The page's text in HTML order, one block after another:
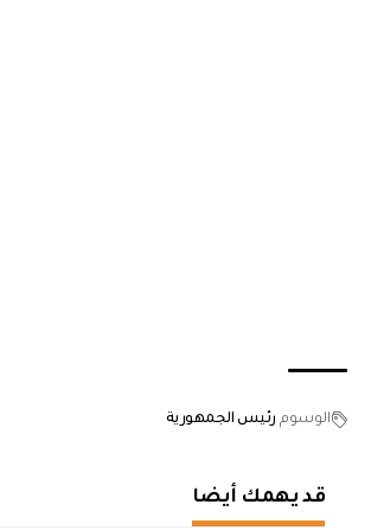
الوسوم رئيس الجمهورية
قد يهمك أيضا